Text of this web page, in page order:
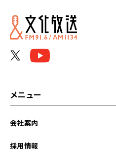
メニュー
会社案内
採用情報